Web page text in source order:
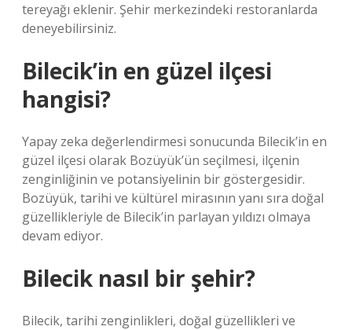
tereyağı eklenir. Şehir merkezindeki restoranlarda
deneyebilirsiniz.
Bilecik’in en güzel ilçesi
hangisi?
Yapay zeka değerlendirmesi sonucunda Bilecik’in en
güzel ilçesi olarak Bozüyük’ün seçilmesi, ilçenin
zenginliğinin ve potansiyelinin bir göstergesidir.
Bozüyük, tarihi ve kültürel mirasının yanı sıra doğal
güzellikleriyle de Bilecik’in parlayan yıldızı olmaya
devam ediyor.
Bilecik nasıl bir şehir?
Bilecik, tarihi zenginlikleri, doğal güzellikleri ve